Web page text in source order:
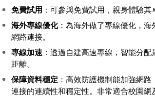
免費試用 ：可參與免費試用，親身體驗
海外專線優化：為海外做了專線優化，
網路連接。
專線加速 ：透過自建高速專線，智能分
距離。
保障資料穩定 ：高效防護機制能加強網
連接的連續性和穩定性。非常適合校園網